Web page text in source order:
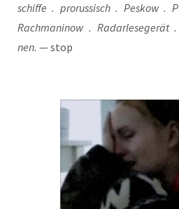
schif­fe . pro­rus­sisch . Pes­kow .
Rach­ma­ni­now . Radarle­se­ge­rät
nen. — stop